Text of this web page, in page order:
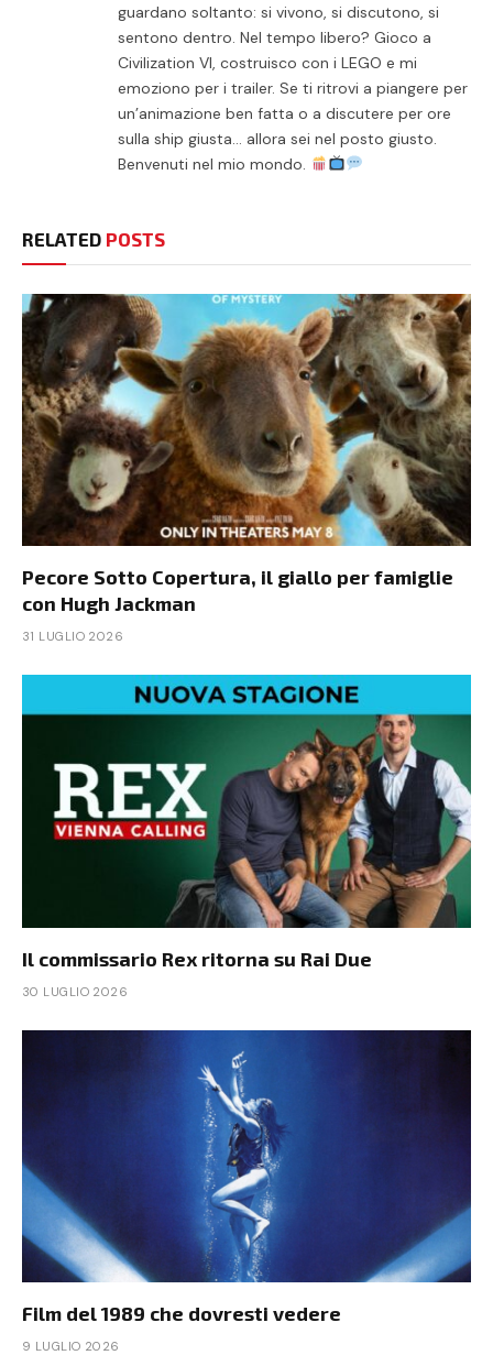
guardano soltanto: si vivono, si discutono, si
sentono dentro. Nel tempo libero? Gioco a
Civilization VI, costruisco con i LEGO e mi
emoziono per i trailer. Se ti ritrovi a piangere per
un’animazione ben fatta o a discutere per ore
sulla ship giusta… allora sei nel posto giusto.
Benvenuti nel mio mondo.
RELATED POSTS
Pecore Sotto Copertura, il giallo per famiglie
con Hugh Jackman
31 LUGLIO 2026
Il commissario Rex ritorna su Rai Due
30 LUGLIO 2026
Film del 1989 che dovresti vedere
9 LUGLIO 2026